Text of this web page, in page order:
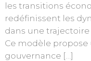
les transitions
redéfinissent les
dans une
Ce modèle
gouvernance […]